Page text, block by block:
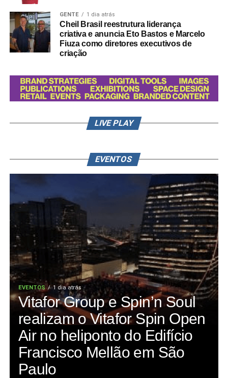
GENTE 1 dia atrás
Cheil Brasil reestrutura liderança
criativa e anuncia Eto Bastos e Marcelo
Fiuza como diretores executivos de
criação
LIVE PLAY
EVENTOS
EVENTOS 1 dia atrás
Vitafor Group e Spin’n Soul
realizam o Vitafor Spin Open
Air no heliponto do Edifício
Francisco Mellão em São
Paulo